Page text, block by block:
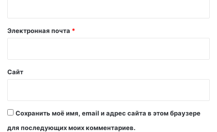
й
Электронная почта *
Сайт
Сохранить моё имя, email и адрес сайта в этом браузере
для последующих моих комментариев.